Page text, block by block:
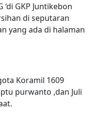
‘di GKP Juntikebon
di seputaran
yang ada di halaman
Koramil 1609
purwanto ,dan Juli